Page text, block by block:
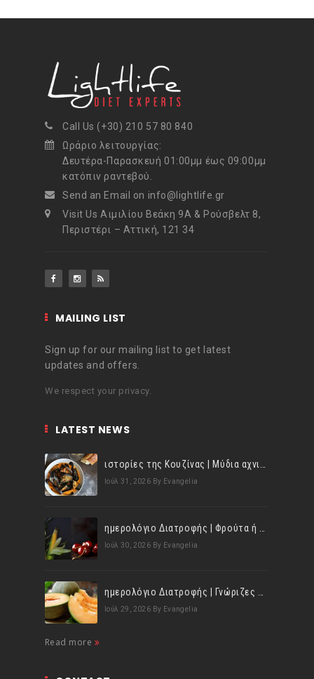
Call Us (+30) 210 57 80 840
Ωράριο λειτουργίας:
Δευτέρα-Παρασκευή 01:00μμ έως 09:00μμ
κατόπιν ραντεβού.
Send an Email on info@lightlife.gr
Visit Us Αιμιλίου Βεάκη 9Α & Ρούσβελτ 8,
Περιστέρι – Αττική, 121 34
MAILING LIST
Sign up for our mailing list to get latest
updates and offers.
We respect your privacy.
LATEST NEWS
Ιούλ 31, 2026 By Evangelia
Ιούλ 30, 2026 By Evangelia
Ιούλ 29, 2026 By Evangelia
Read more